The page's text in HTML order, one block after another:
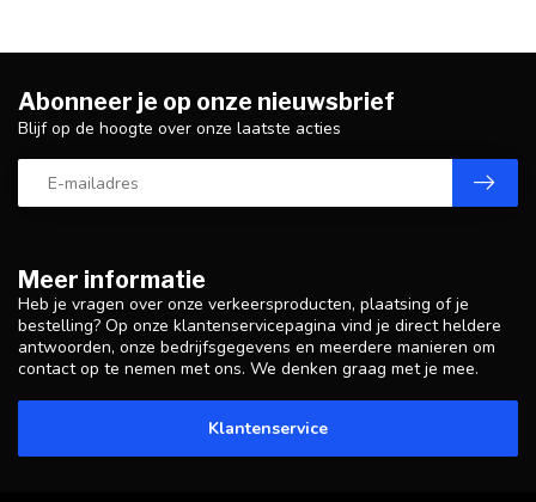
Meer informatie
Heb je vragen over onze verkeersproducten, plaatsing of je
bestelling? Op onze klantenservicepagina vind je direct heldere
antwoorden, onze bedrijfsgegevens en meerdere manieren om
contact op te nemen met ons. We denken graag met je mee.
Klantenservice
Abonneer je op onze nieuwsbrief
Blijf op de hoogte over onze laatste acties